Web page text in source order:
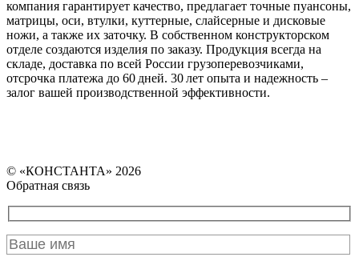
компания гарантирует качество, предлагает точные пуансоны,
матрицы, оси, втулки, куттерные, слайсерные и дисковые
ножи, а также их заточку. В собственном конструкторском
отделе создаются изделия по заказу. Продукция всегда на
складе, доставка по всей России грузоперевозчиками,
отсрочка платежа до 60 дней. 30 лет опыта и надежность –
залог вашей производственной эффективности.
© «КОНСТАНТА» 2026
Обратная связь